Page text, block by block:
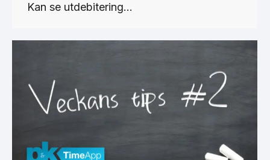
Kan se utdebitering…